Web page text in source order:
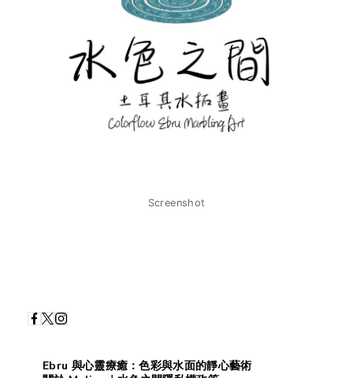
Screenshot
Ebru 與心靈療癒：色彩與水面的靜心藝術